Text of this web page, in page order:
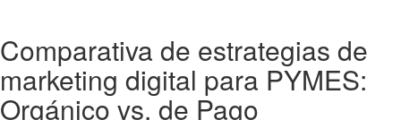
Comparativa de estrategias de
marketing digital para PYMES:
Orgánico vs. de Pago